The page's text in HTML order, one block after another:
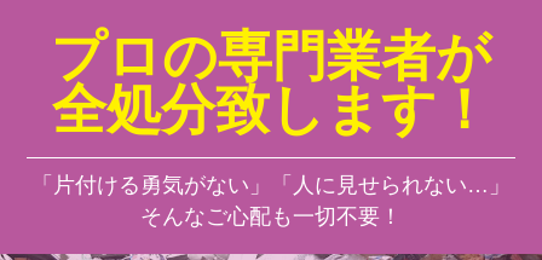
プロの専門業者が
全処分致します！
「片付ける勇気がない」「人に見せられない…」
そんなご心配も一切不要！